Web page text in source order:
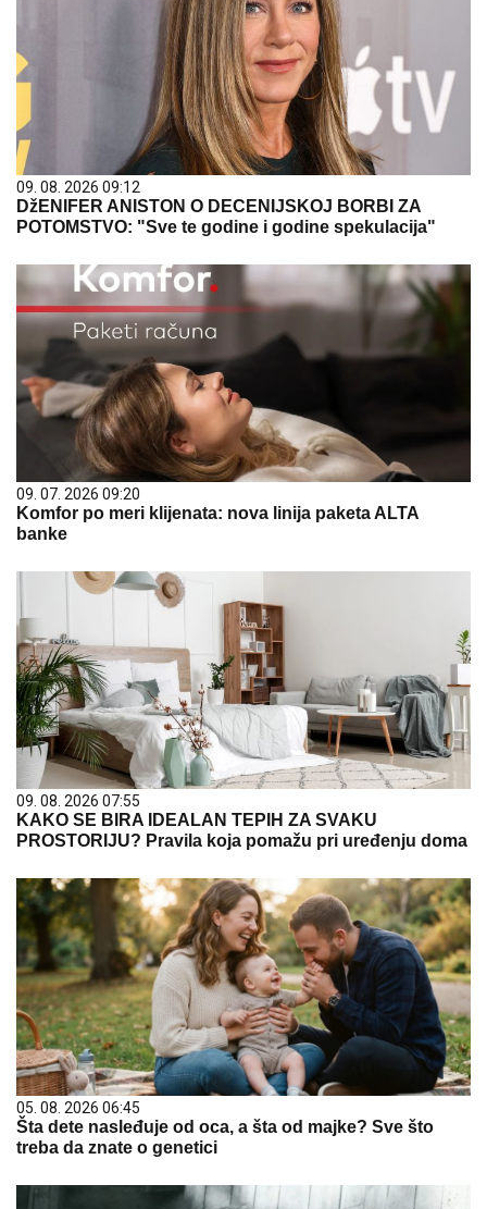
09. 08. 2026 09:12
DžENIFER ANISTON O DECENIJSKOJ BORBI ZA
POTOMSTVO: "Sve te godine i godine spekulacija"
09. 07. 2026 09:20
Komfor po meri klijenata: nova linija paketa ALTA
banke
09. 08. 2026 07:55
KAKO SE BIRA IDEALAN TEPIH ZA SVAKU
PROSTORIJU? Pravila koja pomažu pri uređenju doma
05. 08. 2026 06:45
Šta dete nasleđuje od oca, a šta od majke? Sve što
treba da znate o genetici